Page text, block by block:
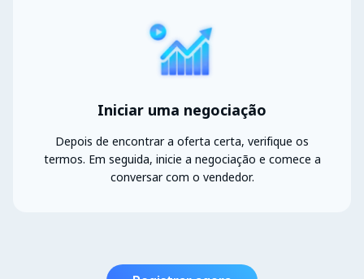
Iniciar uma negociação
Depois de encontrar a oferta certa, verifique os
termos. Em seguida, inicie a negociação e comece a
conversar com o vendedor.